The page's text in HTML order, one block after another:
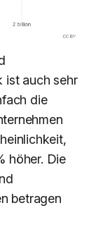
ist auch sehr
die
höher. Die
betragen